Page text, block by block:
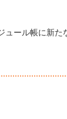
ール帳に新た